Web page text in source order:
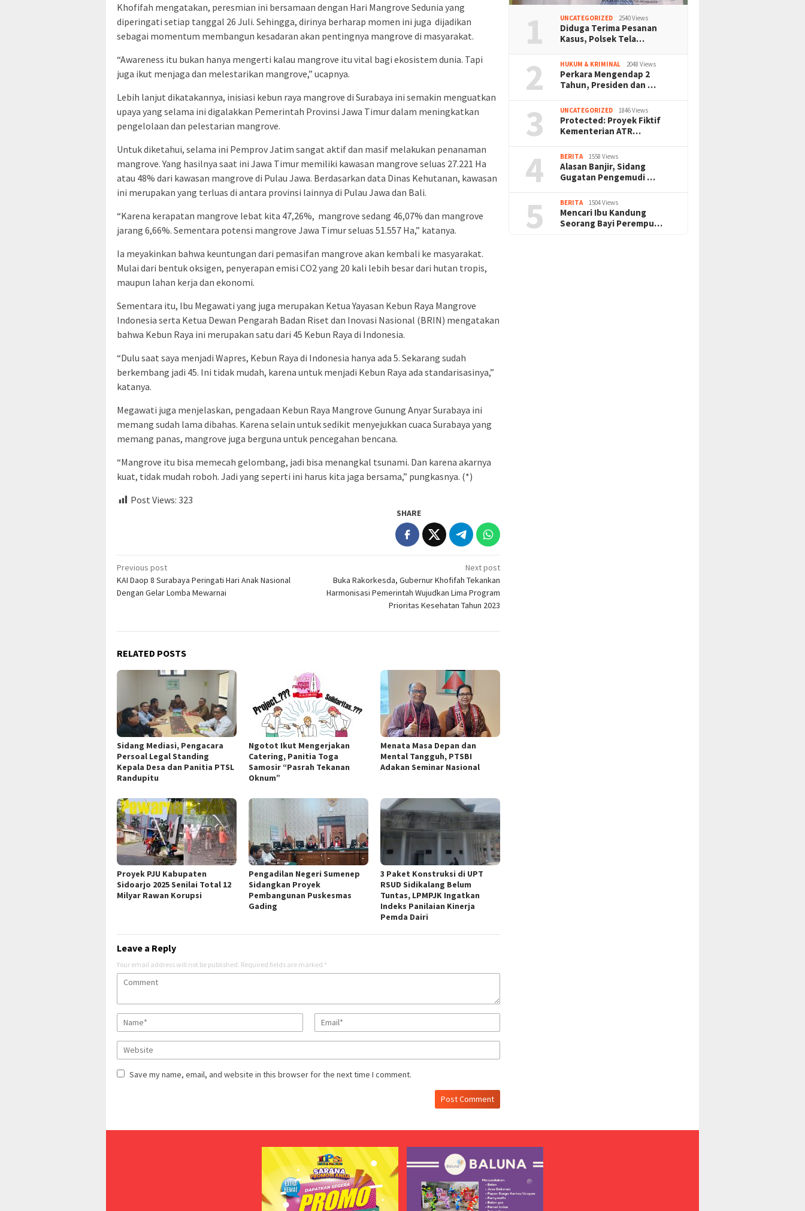
Khofifah mengatakan, peresmian ini bersamaan dengan Hari Mangrove Sedunia yang
diperingati setiap tanggal 26 Juli. Sehingga, dirinya berharap momen ini juga dijadikan
sebagai momentum membangun kesadaran akan pentingnya mangrove di masyarakat.
“Awareness itu bukan hanya mengerti kalau mangrove itu vital bagi ekosistem dunia. Tapi
juga ikut menjaga dan melestarikan mangrove,” ucapnya.
Lebih lanjut dikatakannya, inisiasi kebun raya mangrove di Surabaya ini semakin menguatkan
upaya yang selama ini digalakkan Pemerintah Provinsi Jawa Timur dalam meningkatkan
pengelolaan dan pelestarian mangrove.
Untuk diketahui, selama ini Pemprov Jatim sangat aktif dan masif melakukan penanaman
mangrove. Yang hasilnya saat ini Jawa Timur memiliki kawasan mangrove seluas 27.221 Ha
atau 48% dari kawasan mangrove di Pulau Jawa. Berdasarkan data Dinas Kehutanan, kawasan
ini merupakan yang terluas di antara provinsi lainnya di Pulau Jawa dan Bali.
“Karena kerapatan mangrove lebat kita 47,26%, mangrove sedang 46,07% dan mangrove
jarang 6,66%. Sementara potensi mangrove Jawa Timur seluas 51.557 Ha,” katanya.
Ia meyakinkan bahwa keuntungan dari pemasifan mangrove akan kembali ke masyarakat.
Mulai dari bentuk oksigen, penyerapan emisi CO2 yang 20 kali lebih besar dari hutan tropis,
maupun lahan kerja dan ekonomi.
Sementara itu, Ibu Megawati yang juga merupakan Ketua Yayasan Kebun Raya Mangrove
Indonesia serta Ketua Dewan Pengarah Badan Riset dan Inovasi Nasional (BRIN) mengatakan
bahwa Kebun Raya ini merupakan satu dari 45 Kebun Raya di Indonesia.
“Dulu saat saya menjadi Wapres, Kebun Raya di Indonesia hanya ada 5. Sekarang sudah
berkembang jadi 45. Ini tidak mudah, karena untuk menjadi Kebun Raya ada standarisasinya,”
katanya.
Megawati juga menjelaskan, pengadaan Kebun Raya Mangrove Gunung Anyar Surabaya ini
memang sudah lama dibahas. Karena selain untuk sedikit menyejukkan cuaca Surabaya yang
memang panas, mangrove juga berguna untuk pencegahan bencana.
“Mangrove itu bisa memecah gelombang, jadi bisa menangkal tsunami. Dan karena akarnya
kuat, tidak mudah roboh. Jadi yang seperti ini harus kita jaga bersama,” pungkasnya. (*)
Post Views: 323
SHARE
Post
navigation
Previous post
KAI Daop 8 Surabaya Peringati Hari Anak Nasional
Dengan Gelar Lomba Mewarnai
Next post
Buka Rakorkesda, Gubernur Khofifah Tekankan
Harmonisasi Pemerintah Wujudkan Lima Program
Prioritas Kesehatan Tahun 2023
RELATED POSTS
Sidang Mediasi, Pengacara
Persoal Legal Standing
Kepala Desa dan Panitia PTSL
Randupitu
Ngotot Ikut Mengerjakan
Catering, Panitia Toga
Samosir “Pasrah Tekanan
Oknum”
Menata Masa Depan dan
Mental Tangguh, PTSBI
Adakan Seminar Nasional
Proyek PJU Kabupaten
Sidoarjo 2025 Senilai Total 12
Milyar Rawan Korupsi
Pengadilan Negeri Sumenep
Sidangkan Proyek
Pembangunan Puskesmas
Gading
3 Paket Konstruksi di UPT
RSUD Sidikalang Belum
Tuntas, LPMPJK Ingatkan
Indeks Panilaian Kinerja
Pemda Dairi
Leave a Reply
Your email address will not be published. Required fields are marked *
Save my name, email, and website in this browser for the next time I comment.
1 UNCATEGORIZED 2540 Views
Diduga Terima Pesanan
Kasus, Polsek Tela…
2 HUKUM & KRIMINAL 2048 Views
Perkara Mengendap 2
Tahun, Presiden dan …
3 UNCATEGORIZED 1846 Views
Protected: Proyek Fiktif
Kementerian ATR…
4 BERITA 1558 Views
Alasan Banjir, Sidang
Gugatan Pengemudi …
5 BERITA 1504 Views
Mencari Ibu Kandung
Seorang Bayi Perempu…